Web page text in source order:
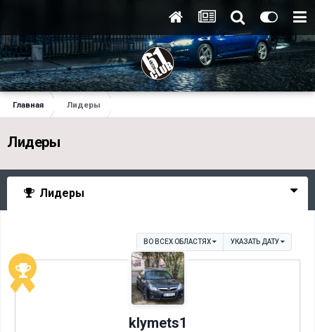
Главная Лидеры
Лидеры
Лидеры
ВО ВСЕХ ОБЛАСТЯХ УКАЗАТЬ ДАТУ
klymets1